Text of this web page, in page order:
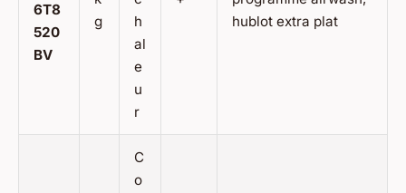
6T8
520
BV
g
h
al
e
u
r
hublot extra plat
C
o